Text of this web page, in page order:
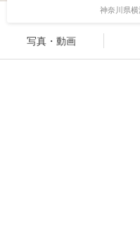
神奈川県
写真・動画